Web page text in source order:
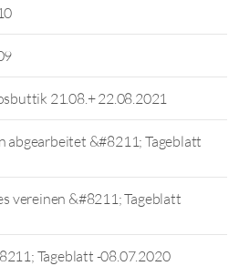
21.08.+ 22.08.2021
abgearbeitet &#8211; Tageblatt
vereinen &#8211; Tageblatt
Tageblatt -08.07.2020